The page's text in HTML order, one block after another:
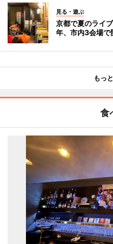
見る・遊ぶ
京都で夏のライ
年、市内3会場で
もっ
食